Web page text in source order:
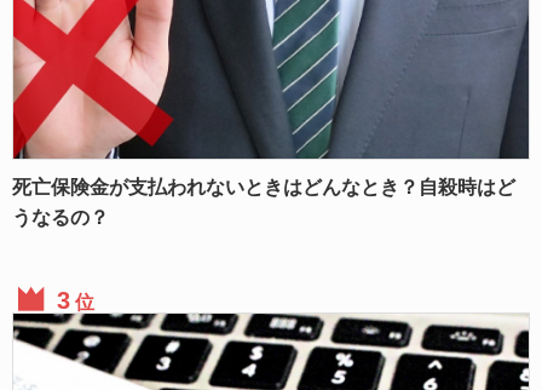
死亡保険金が支払われないときはどんなとき？自殺時はど
うなるの？
位